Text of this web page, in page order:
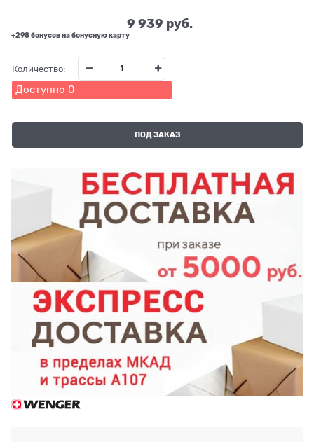
9 939 руб.
+298 бонусов на бонусную карту
Количество:
Доступно 0
ПОД ЗАКАЗ